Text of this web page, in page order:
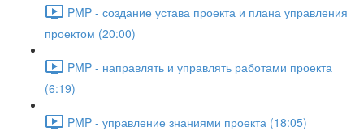
PMP - создание устава проекта и плана управления
проектом (20:00)
PMP - направлять и управлять работами проекта
(6:19)
PMP - управление знаниями проекта (18:05)